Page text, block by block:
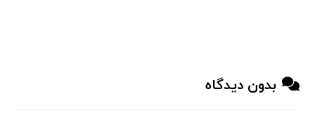
بدون دیدگاه